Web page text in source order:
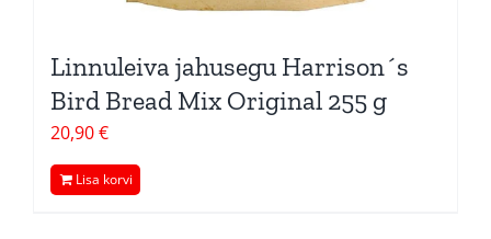
Linnuleiva jahusegu Harrison´s
Bird Bread Mix Original 255 g
20,90€
Lisa korvi